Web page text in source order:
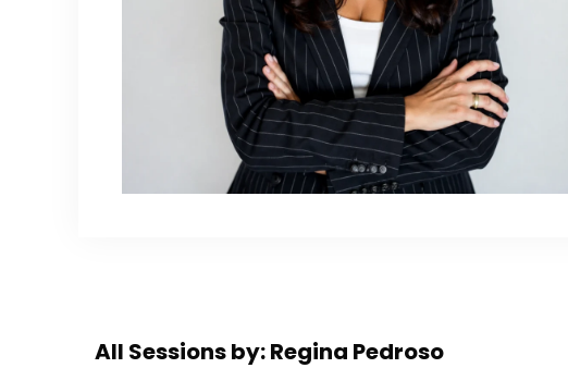
All Sessions by: Regina Pedroso